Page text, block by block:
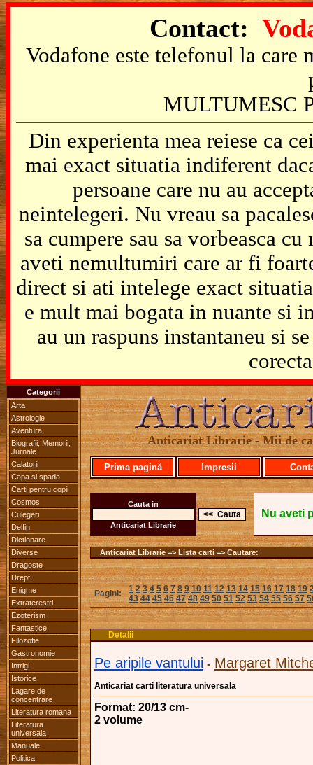
Contact:
Vodafone este telefonul la
MULTUMESC
Din experienta mea reiese ca
mai exact situatia indiferent
persoane care nu au
neintelegeri. Nu vreau sa
sa cumpere sau sa vorbeasca
aveti nemultumiri care ar fi
direct si ati intelege exact
e mult mai bogata in nuante si
au un raspuns instantaneu si
Categorii
Arta
Astrologie
Aventura
Biografii, Memorii,
Jurnale
Calatorii
Capa si spada
Carti pentru copii
Cosmos
Culegeri
Delfin
Dictionare
Diverse
Dragoste
Drept
Enigme
Extraterestri
Ezoterism
Fantastice
Filozofie
Gastronomie
Intrigi
Istorice
Lagare de
concentrare
Literatura romana
Literatura
universala
Manuale
Politica
Anticariat Librarie - Mii de
Prima pagină Impresii
Cauta in
Anticariat Librarie
Nu aveti
Anticariat Librarie => Lista carti => Cautare:
Pagini: 1 2 3 4 5 6 7 8 9 10 11 12 13 14 15 16 17 18 19
43 44 45 46 47 48 49 50 51 52 53 54 55 56 57
Detalii
Pe aripile vantului - Margaret
Anticariat carti literatura universala
Format: 20/13 cm-
2 volume